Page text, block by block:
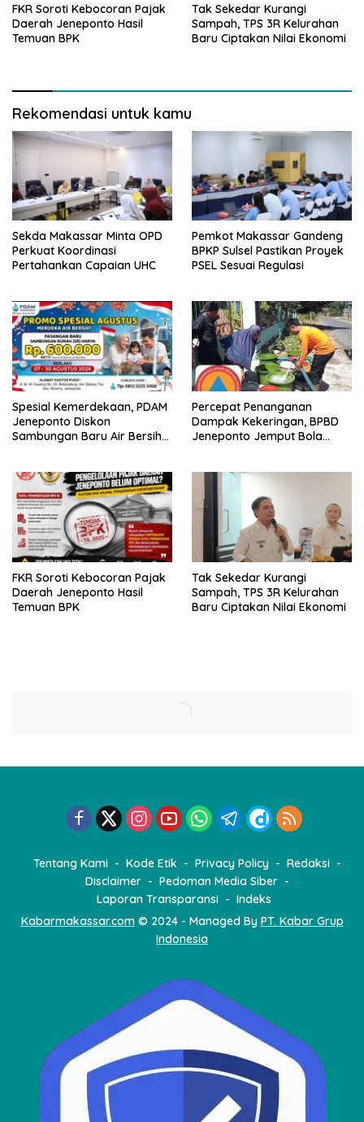
FKR Soroti Kebocoran Pajak
Daerah Jeneponto Hasil
Temuan BPK
Tak Sekedar Kurangi
Sampah, TPS 3R Kelurahan
Baru Ciptakan Nilai Ekonomi
Rekomendasi untuk kamu
Sekda Makassar Minta OPD
Perkuat Koordinasi
Pertahankan Capaian UHC
Pemkot Makassar Gandeng
BPKP Sulsel Pastikan Proyek
PSEL Sesuai Regulasi
Spesial Kemerdekaan, PDAM
Jeneponto Diskon
Sambungan Baru Air Bersih
Percepat Penanganan
Dampak Kekeringan, BPBD
Jeneponto Jemput Bola
FKR Soroti Kebocoran Pajak
Daerah Jeneponto Hasil
Temuan BPK
Tak Sekedar Kurangi
Sampah, TPS 3R Kelurahan
Baru Ciptakan Nilai Ekonomi
Tentang Kami Kode Etik Privacy Policy
Redaksi
Disclaimer
Pedoman Media Siber
Laporan Transparansi
Indeks
Kabarmakassar.com© 2024 - Managed By PT. Kabar Grup
Indonesia